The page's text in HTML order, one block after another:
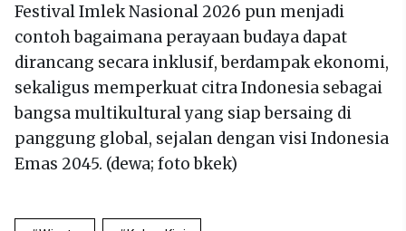
Festival Imlek Nasional 2026 pun menjadi
contoh bagaimana perayaan budaya dapat
dirancang secara inklusif, berdampak ekonomi,
sekaligus memperkuat citra Indonesia sebagai
bangsa multikultural yang siap bersaing di
panggung global, sejalan dengan visi Indonesia
Emas 2045. (dewa; foto bkek)